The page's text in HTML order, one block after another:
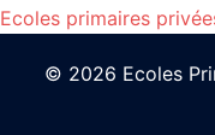
Ecoles primaires
© 2026 Ecoles